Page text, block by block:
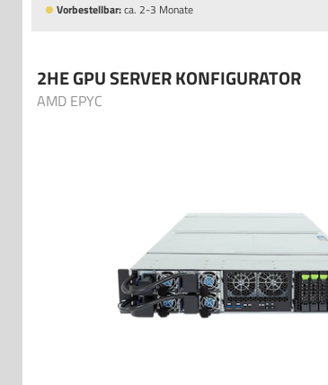
Vorbestellbar:ca. 2-3 Monate
2HE GPU SERVER KONFIGURATOR
AMD EPYC